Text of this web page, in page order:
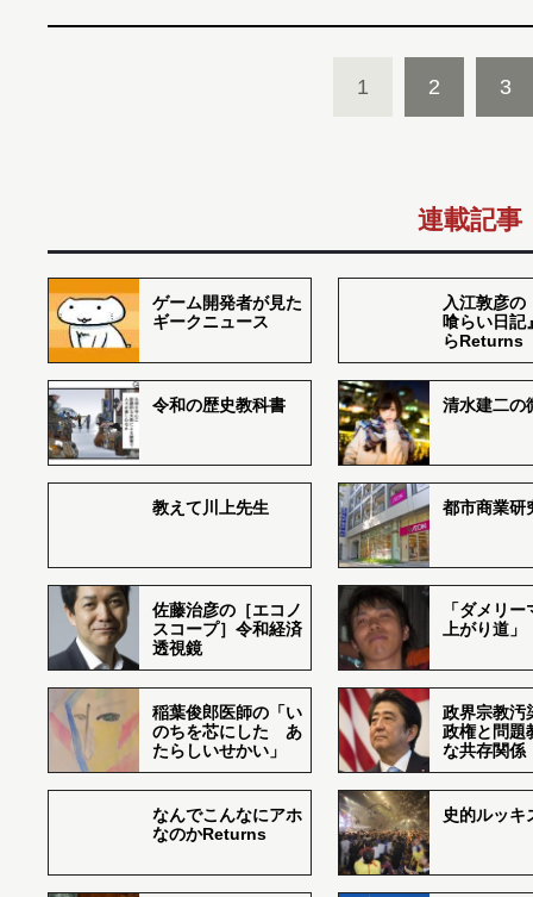
1 2 3
連載記事
ゲーム開発者が見た
ギークニュース
入江敦彦の
喰らい日記
らReturns
令和の歴史教科書 清水建二の
教えて川上先生 都市商業研
佐藤治彦の［エコノ
スコープ］令和経済
透視鏡
「ダメリ
上がり道」
稲葉俊郎医師の「い
のちを芯にした あ
たらしいせかい」
政界宗教汚
政権と問題
な共存関係
なんでこんなにアホ
なのかReturns
史的ルッキ